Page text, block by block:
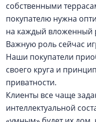
собственными
покупателю нужна
на каждый вложенный
Важную роль сейчас
Наши покупатели
своего круга и
приватности.
Клиенты все чаще
интеллектуальной